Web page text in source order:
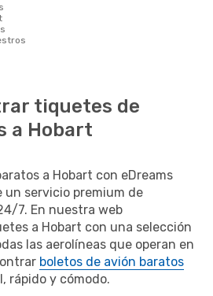
tiquetes de
a Hobart
a Hobart con eDreams
un servicio premium de
7. En nuestra web
a Hobart con una selección
las aerolíneas que operan en
boletos de avión baratos
rápido y cómodo.